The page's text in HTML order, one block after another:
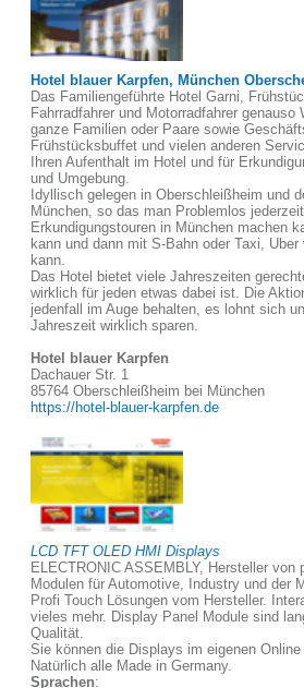
Hotel blauer Karpfen, München
Das Familiengeführte Hotel Garni,
Fahrradfahrer und Motorradfahrer
ganze Familien oder Paare sowie
Frühstücksbuffet und vielen anderen
Ihren Aufenthalt im Hotel und für
und Umgebung.
Idyllisch gelegen in Oberschleißheim und
München, so das man Problemlos
Erkundigungstouren in München machen
kann und dann mit S-Bahn oder Taxi,
kann.
Das Hotel bietet viele Jahreszeiten
wirklich für jeden etwas dabei ist. Die
jedenfall im Auge behalten, es lohnt sich
Jahreszeit wirklich sparen.
Hotel blauer Karpfen
Dachauer Str. 1
85764 Oberschleißheim bei München
https://hotel-blauer-karpfen.de
LCD TFT OLED HMI Displays
ELECTRONIC ASSEMBLY, Hersteller von
Modulen für Automotive, Industry und der
Profi Touch Lösungen vom Hersteller.
vieles mehr. Display Panel Module sind
Qualität.
Sie können die Displays im eigenen
Natürlich alle Made in Germany.
Sprachen: